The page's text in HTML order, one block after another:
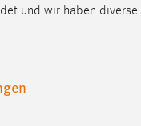
und wir haben diverse